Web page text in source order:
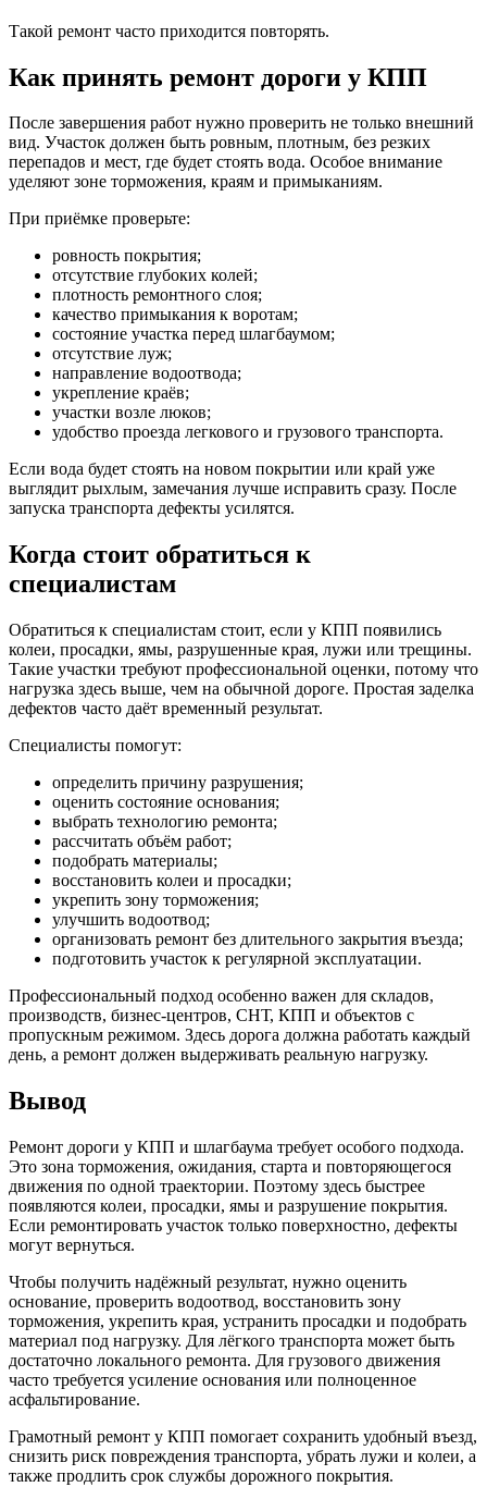
Такой ремонт часто приходится повторять.
Как принять ремонт дороги у КПП
После завершения работ нужно проверить не только внешний
вид. Участок должен быть ровным, плотным, без резких
перепадов и мест, где будет стоять вода. Особое внимание
уделяют зоне торможения, краям и примыканиям.
При приёмке проверьте:
ровность покрытия;
отсутствие глубоких колей;
плотность ремонтного слоя;
качество примыкания к воротам;
состояние участка перед шлагбаумом;
отсутствие луж;
направление водоотвода;
укрепление краёв;
участки возле люков;
удобство проезда легкового и грузового транспорта.
Если вода будет стоять на новом покрытии или край уже
выглядит рыхлым, замечания лучше исправить сразу. После
запуска транспорта дефекты усилятся.
Когда стоит обратиться к
специалистам
Обратиться к специалистам стоит, если у КПП появились
колеи, просадки, ямы, разрушенные края, лужи или трещины.
Такие участки требуют профессиональной оценки, потому что
нагрузка здесь выше, чем на обычной дороге. Простая заделка
дефектов часто даёт временный результат.
Специалисты помогут:
определить причину разрушения;
оценить состояние основания;
выбрать технологию ремонта;
рассчитать объём работ;
подобрать материалы;
восстановить колеи и просадки;
укрепить зону торможения;
улучшить водоотвод;
организовать ремонт без длительного закрытия въезда;
подготовить участок к регулярной эксплуатации.
Профессиональный подход особенно важен для складов,
производств, бизнес-центров, СНТ, КПП и объектов с
пропускным режимом. Здесь дорога должна работать каждый
день, а ремонт должен выдерживать реальную нагрузку.
Вывод
Ремонт дороги у КПП и шлагбаума требует особого подхода.
Это зона торможения, ожидания, старта и повторяющегося
движения по одной траектории. Поэтому здесь быстрее
появляются колеи, просадки, ямы и разрушение покрытия.
Если ремонтировать участок только поверхностно, дефекты
могут вернуться.
Чтобы получить надёжный результат, нужно оценить
основание, проверить водоотвод, восстановить зону
торможения, укрепить края, устранить просадки и подобрать
материал под нагрузку. Для лёгкого транспорта может быть
достаточно локального ремонта. Для грузового движения
часто требуется усиление основания или полноценное
асфальтирование.
Грамотный ремонт у КПП помогает сохранить удобный въезд,
снизить риск повреждения транспорта, убрать лужи и колеи, а
также продлить срок службы дорожного покрытия.